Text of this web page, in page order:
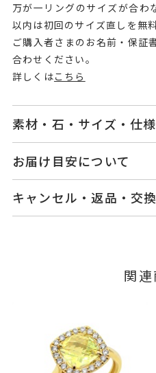
万が一リングのサイズが合わ
以内は初回のサイズ直しを無
ご購入者さまのお名前・保
合わせください。
詳しくはこちら
素材・石・サイズ・仕様
品番
素材
K18ピン
石
ダイヤモ
ざいます
※#16か
算料金を
サイズ直
お届け目安について
せ。
ご注文およびご入金確
■お届け目安が「3営業
例：金曜日17時までの
発送いたします。
キャンセル・返品・交
ージの購入履歴一覧よ
ンセルを承ります。
メンバーシップ未登録
わせフォームよりご連絡
関